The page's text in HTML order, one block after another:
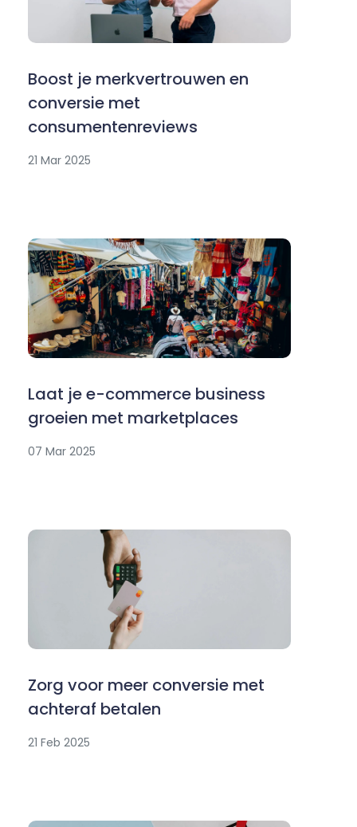
Boost je merkvertrouwen en
conversie met
consumentenreviews
21 Mar 2025
Laat je e-commerce business
groeien met marketplaces
07 Mar 2025
Zorg voor meer conversie met
achteraf betalen
21 Feb 2025